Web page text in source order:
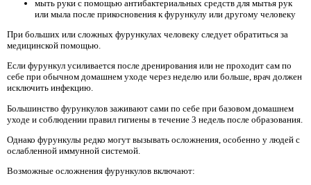
мыть руки с помощью антибактериальных средств для мытья рук
или мыла после прикосновения к фурункулу или другому человеку
При больших или сложных фурункулах человеку следует обратиться за
медицинской помощью.
Если фурункул усиливается после дренирования или не проходит сам по
себе при обычном домашнем уходе через неделю или больше, врач должен
исключить инфекцию.
Большинство фурункулов заживают сами по себе при базовом домашнем
уходе и соблюдении правил гигиены в течение 3 недель после образования.
Однако фурункулы редко могут вызывать осложнения, особенно у людей с
ослабленной иммунной системой.
Возможные осложнения фурункулов включают: